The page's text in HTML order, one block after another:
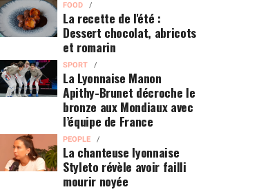
FOOD
La recette de l'été :
Dessert chocolat, abricots
et romarin
SPORT
La Lyonnaise Manon
Apithy-Brunet décroche le
bronze aux Mondiaux avec
l’équipe de France
PEOPLE
La chanteuse lyonnaise
Styleto révèle avoir failli
mourir noyée